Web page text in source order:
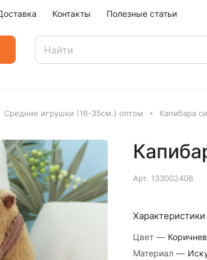
Контакты Полезные статьи
Средние игрушки (16-35см.) оптом Капибара
Арт. 133002406
Характеристики
Цвет —
Материал —